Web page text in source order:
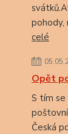
pohody,
celé
Opět
S tím
Česká